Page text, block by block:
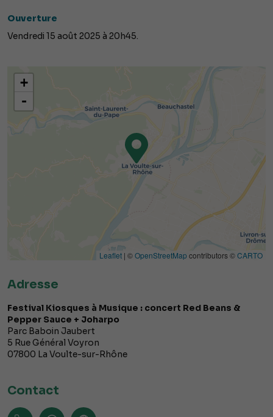
Ouverture
Vendredi 15 août 2025 à 20h45.
+
-
Leaflet | ©OpenStreetMap contributors ©CARTO
Adresse
Festival Kiosques à Musique : concert Red Beans &
Pepper Sauce + Joharpo
Parc Baboin Jaubert
5 Rue Général Voyron
07800 La Voulte-sur-Rhône
Contact